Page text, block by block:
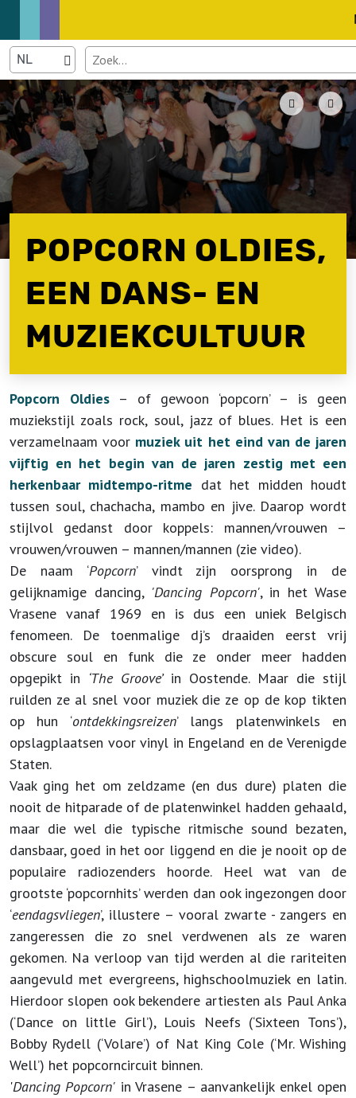
POPCORN OLDIES,
EEN DANS- EN
MUZIEKCULTUUR
Popcorn Oldies– of gewoon ‘popcorn’ – is geen
muziekstijl zoals rock, soul, jazz of blues. Het is een
verzamelnaam voor muziek uit het eind van de jaren
vijftig en het begin van de jaren zestig met een
herkenbaar midtempo-ritme dat het midden houdt
tussen soul, chachacha, mambo en jive. Daarop wordt
stijlvol gedanst door koppels: mannen/vrouwen –
vrouwen/vrouwen – mannen/mannen (zie video).
De naam ‘Popcorn’ vindt zijn oorsprong in de
gelijknamige dancing, 'Dancing Popcorn', in het Wase
Vrasene vanaf 1969 en is dus een uniek Belgisch
fenomeen. De toenmalige dj’s draaiden eerst vrij
obscure soul en funk die ze onder meer hadden
opgepikt in ‘The Groove’in Oostende. Maar die stijl
ruilden ze al snel voor muziek die ze op de kop tikten
op hun ‘ontdekkingsreizen’ langs platenwinkels en
opslagplaatsen voor vinyl in Engeland en de Verenigde
Staten.
Vaak ging het om zeldzame (en dus dure) platen die
nooit de hitparade of de platenwinkel hadden gehaald,
maar die wel die typische ritmische sound bezaten,
dansbaar, goed in het oor liggend en die je nooit op de
populaire radiozenders hoorde. Heel wat van de
grootste ‘popcornhits’ werden dan ook ingezongen door
‘eendagsvliegen’, illustere – vooral zwarte - zangers en
zangeressen die zo snel verdwenen als ze waren
gekomen. Na verloop van tijd werden al die rariteiten
aangevuld met evergreens, highschoolmuziek en latin.
Hierdoor slopen ook bekendere artiesten als Paul Anka
(‘Dance on little Girl’), Louis Neefs (‘Sixteen Tons’),
Bobby Rydell (‘Volare’) of Nat King Cole (‘Mr. Wishing
Well’) het popcorncircuit binnen.
'Dancing Popcorn' in Vrasene – aanvankelijk enkel open